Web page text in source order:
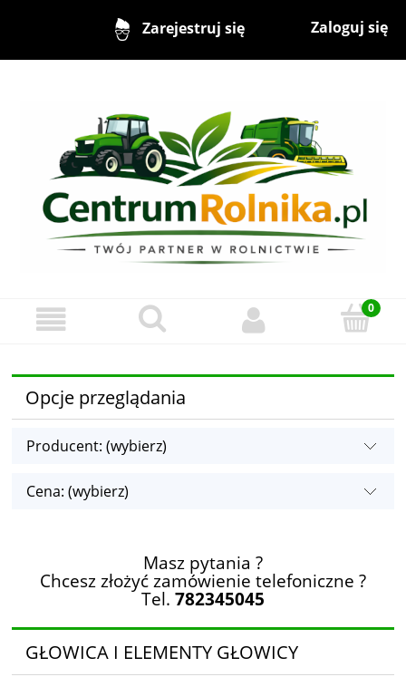
Zarejestruj się Zaloguj się
Opcje przeglądania
Producent: (wybierz)
Cena: (wybierz)
Masz pytania ?
Chcesz złożyć zamówienie telefoniczne ?
Tel. 782345045
GŁOWICA I ELEMENTY GŁOWICY